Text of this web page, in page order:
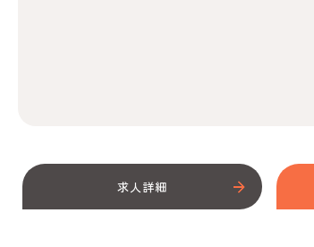
求人詳細